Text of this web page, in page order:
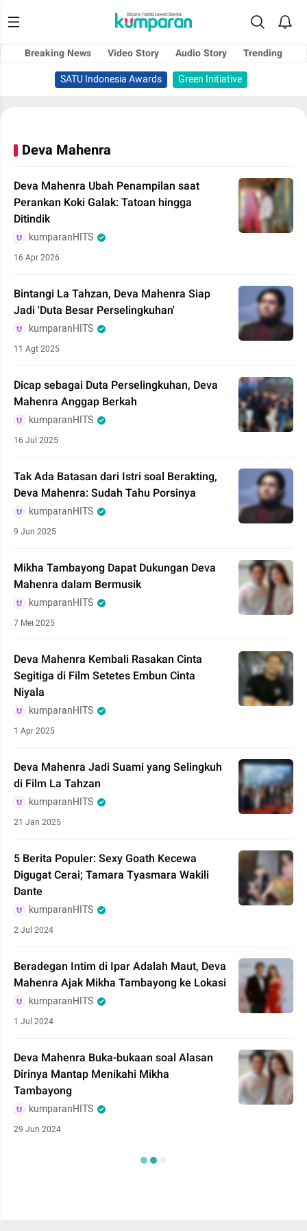
Breaking News Video Story Audio Story
Trending
SATU Indonesia Awards
Green Initiative
Deva Mahenra
Deva Mahenra Ubah Penampilan saat
Perankan Koki Galak: Tatoan hingga
Ditindik
kumparanHITS
16 Apr 2026
Bintangi La Tahzan, Deva Mahenra Siap
Jadi 'Duta Besar Perselingkuhan'
kumparanHITS
11 Agt 2025
Dicap sebagai Duta Perselingkuhan, Deva
Mahenra Anggap Berkah
kumparanHITS
16 Jul 2025
Tak Ada Batasan dari Istri soal Berakting,
Deva Mahenra: Sudah Tahu Porsinya
kumparanHITS
9 Jun 2025
Mikha Tambayong Dapat Dukungan Deva
Mahenra dalam Bermusik
kumparanHITS
7 Mei 2025
Deva Mahenra Kembali Rasakan Cinta
Segitiga di Film Setetes Embun Cinta
Niyala
kumparanHITS
1 Apr 2025
Deva Mahenra Jadi Suami yang Selingkuh
di Film La Tahzan
kumparanHITS
21 Jan 2025
5 Berita Populer: Sexy Goath Kecewa
Digugat Cerai; Tamara Tyasmara Wakili
Dante
kumparanHITS
2 Jul 2024
Beradegan Intim di Ipar Adalah Maut, Deva
Mahenra Ajak Mikha Tambayong ke Lokasi
kumparanHITS
1 Jul 2024
Deva Mahenra Buka-bukaan soal Alasan
Dirinya Mantap Menikahi Mikha
Tambayong
kumparanHITS
29 Jun 2024